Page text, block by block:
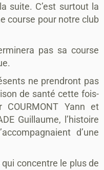
suite. C’est surtout la
course pour notre club
pas sa course
ne prendront pas
de santé cette fois-
Yann et
Guillaume, l’histoire
d’une
concentre le plus de